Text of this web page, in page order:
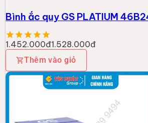
Bình ắc quy GS PLATIUM
1.452.000đ1.528.000đ
Thêm vào giỏ